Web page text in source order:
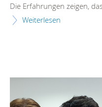
Die Erfahrungen zeigen,
Weiterlesen